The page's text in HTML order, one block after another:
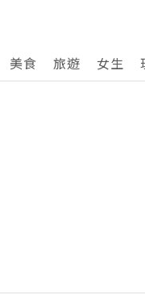
美食 旅遊 女生